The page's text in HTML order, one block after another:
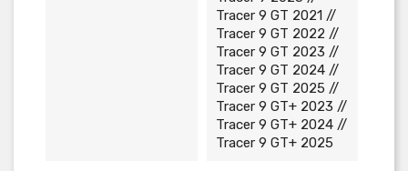
Tracer 9 GT 2021 //
Tracer 9 GT 2022 //
Tracer 9 GT 2023 //
Tracer 9 GT 2024 //
Tracer 9 GT 2025 //
Tracer 9 GT+ 2023 //
Tracer 9 GT+ 2024 //
Tracer 9 GT+ 2025